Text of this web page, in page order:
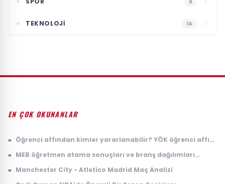
9
TEKNOLOJI 14
EN ÇOK OKUNANLAR
» Öğrenci affından kimler yararlanabilir? YÖK öğrenci affı
» MEB öğretmen atama sonuçları ve branş dağılımları
» Manchester City - Atletico Madrid Maç Analizi